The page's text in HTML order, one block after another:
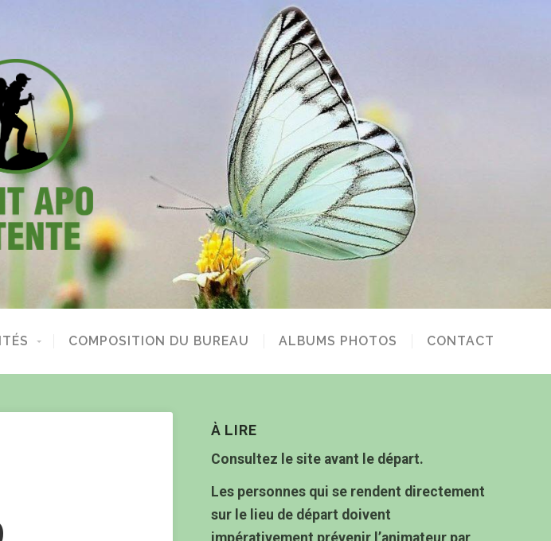
COMPOSITION DU BUREAU ALBUMS PHOTOS CONTACT
À LIRE
Consultez le site avant le départ.
Les personnes qui se rendent directement
sur le lieu de départ doivent
impérativement prévenir l’animateur par